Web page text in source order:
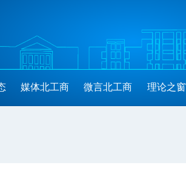
媒体北工商 微言北工商 理论之窗